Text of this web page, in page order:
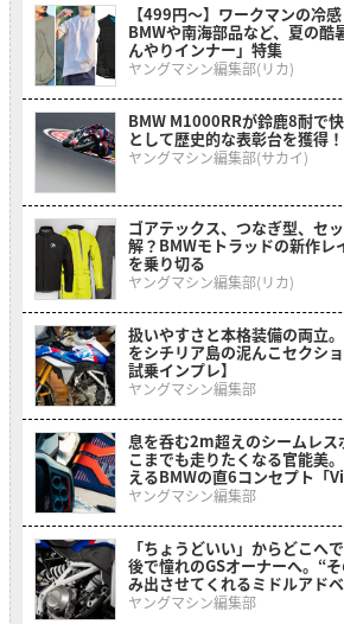
【499円〜】ワークマンの冷
BMWや南海部品など、夏の酷
んやりインナー」特集
ヤングマシン編集部(リカ)
BMW M1000RRが鈴鹿8耐で
として歴史的な表彰台を獲得！
ヤングマシン編集部(サカイ)
ゴアテックス、つなぎ型、セ
解？BMWモトラッドの新作レ
を乗り切る
ヤングマシン編集部(リカ)
扱いやすさと本格装備の両立
をシチリア島の泥んこセクシ
試乗インプレ】
ヤングマシン編集部
息を呑む2m超えのシームレス
こまでも走りたくなる官能美
えるBMWの直6コンセプト「
ヤングマシン編集部
「ちょうどいい」からどこへ
後で憧れのGSオーナーへ。“
み出させてくれるミドルアド
【BMW F 450 GS】
ヤングマシン編集部